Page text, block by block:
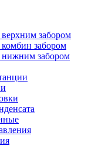
забором
забором
забором